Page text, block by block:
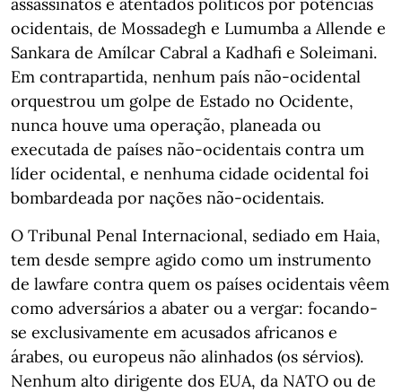
ocidentais, de Mossadegh e Lumumba a Allende e
Sankara de Amílcar Cabral a Kadhafi e Soleimani.
Em contrapartida, nenhum país não-ocidental
orquestrou um golpe de Estado no Ocidente,
nunca houve uma operação, planeada ou
executada de países não-ocidentais contra um
líder ocidental, e nenhuma cidade ocidental foi
bombardeada por nações não-ocidentais.
O Tribunal Penal Internacional, sediado em Haia,
tem desde sempre agido como um instrumento
de lawfare contra quem os países ocidentais vêem
como adversários a abater ou a vergar: focando-
se exclusivamente em acusados africanos e
árabes, ou europeus não alinhados (os sérvios).
Nenhum alto dirigente dos EUA, da NATO ou de